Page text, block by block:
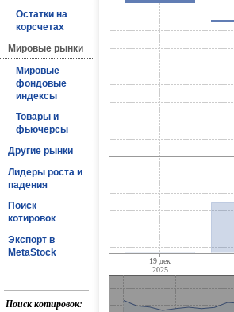
Остатки на
корсчетах
Мировые рынки
Мировые
фондовые
индексы
Товары и
фьючерсы
Другие рынки
Лидеры роста и
падения
Поиск
котировок
Экспорт в
MetaStock
Поиск котировок: